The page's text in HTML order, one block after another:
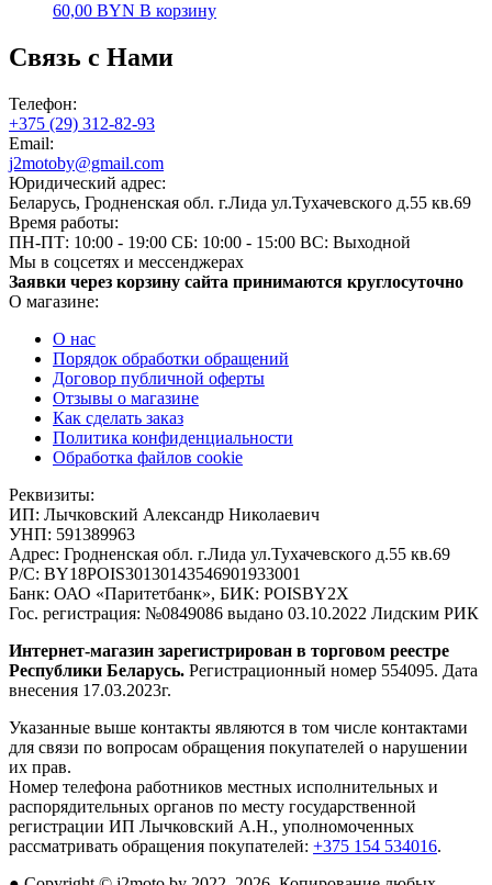
60,00 BYN В корзину
Связь с Нами
Телефон:
+375 (29) 312-82-93
Email:
j2motoby@gmail.com
Юридический адрес:
Беларусь, Гродненская обл. г.Лида ул.Тухачевского д.55 кв.69
Время работы:
ПН-ПТ: 10:00 - 19:00 СБ: 10:00 - 15:00 ВС: Выходной
Мы в соцсетях и мессенджерах
Заявки через корзину сайта принимаются круглосуточно
О магазине:
О нас
Порядок обработки обращений
Договор публичной оферты
Отзывы о магазине
Как сделать заказ
Политика конфиденциальности
Обработка файлов cookie
Реквизиты:
ИП: Лычковский Александр Николаевич
УНП: 591389963
Адрес: Гродненская обл. г.Лида ул.Тухачевского д.55 кв.69
Р/С: BY18POIS30130143546901933001
Банк: ОАО «Паритетбанк», БИК: POISBY2X
Гос. регистрация: №0849086 выдано 03.10.2022 Лидским РИК
Интернет-магазин зарегистрирован в торговом реестре
Республики Беларусь. Регистрационный номер 554095. Дата
внесения 17.03.2023г.
Указанные выше контакты являются в том числе контактами
для связи по вопросам обращения покупателей о нарушении
их прав.
Номер телефона работников местных исполнительных и
распорядительных органов по месту государственной
регистрации ИП Лычковский А.Н., уполномоченных
рассматривать обращения покупателей: +375 154 534016.